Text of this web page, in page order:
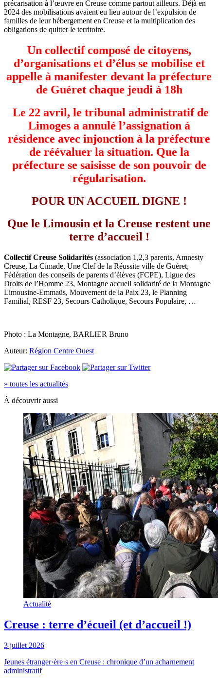
précarisation à l’œuvre en Creuse comme partout ailleurs. Déjà en
2024 des mobilisations avaient eu lieu autour de l’expulsion de
familles de leur hébergement en Creuse et la multiplication des
obligations de quitter le territoire.
Un collectif composé de citoyens,
d’organisations et d’élus se mobilise et
appelle à manifester devant la préfecture
de Guéret chaque jeudi à 18h
Le 22 avril, le tribunal administratif de
Limoges a annulé l’assignation à
résidence avec injonction à la préfecture
de réévaluer la situation. Que la
préfecture se saisisse de son pouvoir de
régularisation.
POUR UN ACCUEIL DIGNE !
Que le Limousin et la Creuse restent une
terre d’accueil !
Collectif Creuse Solidarités (association 1,2,3 parents, Amnesty
Creuse, La Cimade, Une Clef de la Réussite ville de Guéret,
Fédération des conseils de parents d’élèves (FCPE), Ligue des
Droits de l’Homme 23, Montagne accueil solidarité de la Montagne
Limousine-Emmaüs, Mouvement de la Paix 23, le Planning
Familial, RESF 23, Secours Catholique, Secours Populaire, …
Photo : La Montagne, BARLIER Bruno
Auteur: Région Centre Ouest
» toutes les actualités
À découvrir aussi
Actualité
Creuse : terre d’écueil (et d’accueil !)
3 juillet 2026
Jeunes étranger·ère·s en Creuse : chronique d’un acharnement
administratif